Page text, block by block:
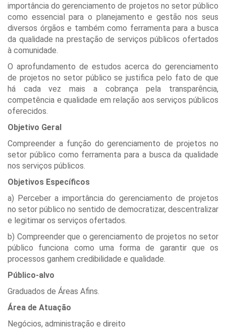
importância do gerenciamento de projetos no setor público
como essencial para o planejamento e gestão nos seus
diversos órgãos e também como ferramenta para a busca
da qualidade na prestação de serviços públicos ofertados
à comunidade.
O aprofundamento de estudos acerca do gerenciamento
de projetos no setor público se justifica pelo fato de que
há cada vez mais a cobrança pela transparência,
competência e qualidade em relação aos serviços públicos
oferecidos.
Objetivo Geral
Compreender a função do gerenciamento de projetos no
setor público como ferramenta para a busca da qualidade
nos serviços públicos.
Objetivos Específicos
a) Perceber a importância do gerenciamento de projetos
no setor público no sentido de democratizar, descentralizar
e legitimar os serviços ofertados.
b) Compreender que o gerenciamento de projetos no setor
público funciona como uma forma de garantir que os
processos ganhem credibilidade e qualidade.
Público-alvo
Graduados de Áreas Afins.
Área de Atuação
Negócios, administração e direito